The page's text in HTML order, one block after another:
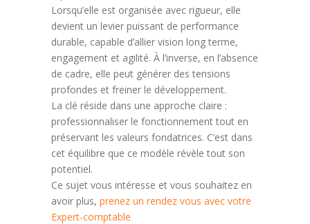
Lorsqu’elle est organisée avec rigueur, elle
devient un levier puissant de performance
durable, capable d’allier vision long terme,
engagement et agilité. À l’inverse, en l’absence
de cadre, elle peut générer des tensions
profondes et freiner le développement.
La clé réside dans une approche claire :
professionnaliser le fonctionnement tout en
préservant les valeurs fondatrices. C’est dans
cet équilibre que ce modèle révèle tout son
potentiel.
Ce sujet vous intéresse et vous souhaitez en
avoir plus, prenez un rendez vous avec votre
Expert-comptable